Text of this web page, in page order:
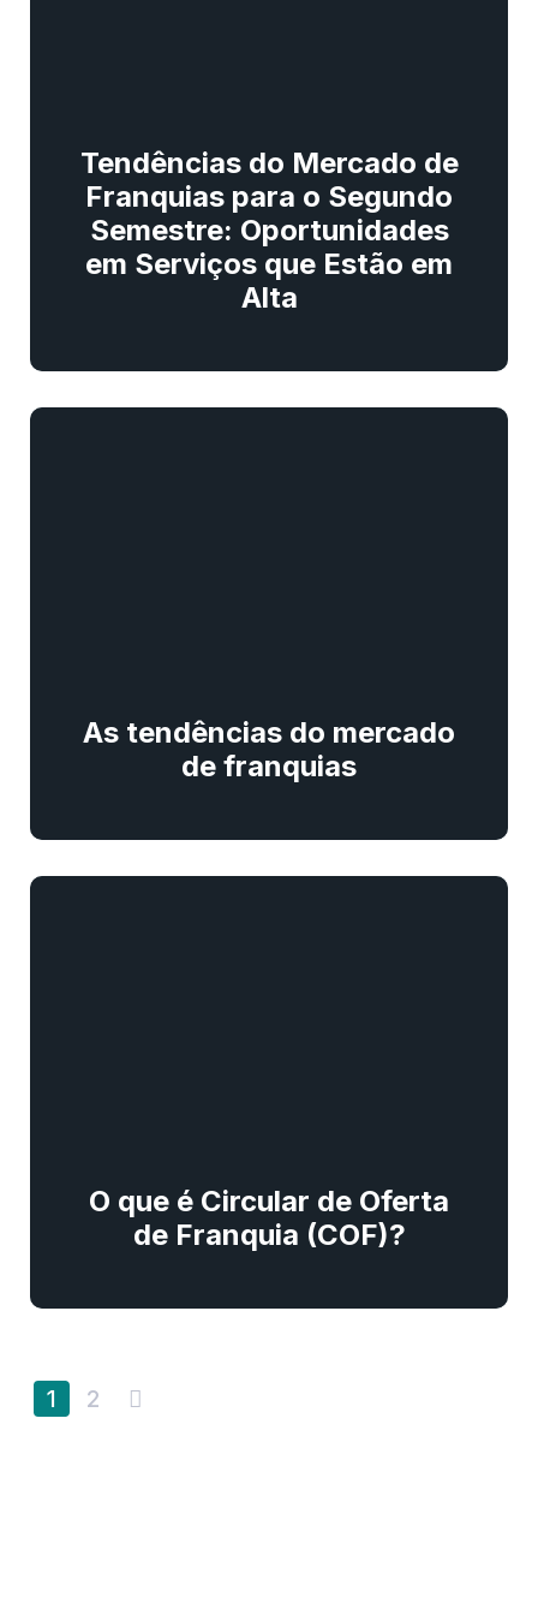
Tendências do Mercado de
Franquias para o Segundo
Semestre: Oportunidades
em Serviços que Estão em
Alta
As tendências do mercado
de franquias
O que é Circular de Oferta
de Franquia (COF)?
1 2